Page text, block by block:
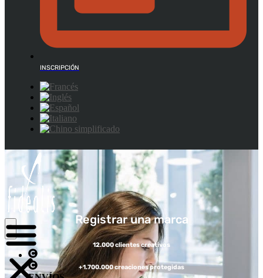
INSCRIPCIÓN
Registrar una marca
12.000 clientes creativos
+1.700.000 creaciones protegidas